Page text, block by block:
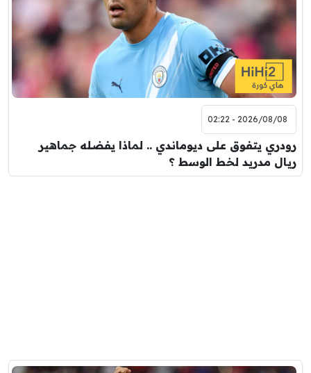
2026/08/08 - 02:22
رودري يتفوق على ديوماندي .. لماذا يفضله جماهير
ريال مدريد لخط الوسط ؟